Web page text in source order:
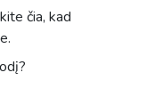
čia, kad